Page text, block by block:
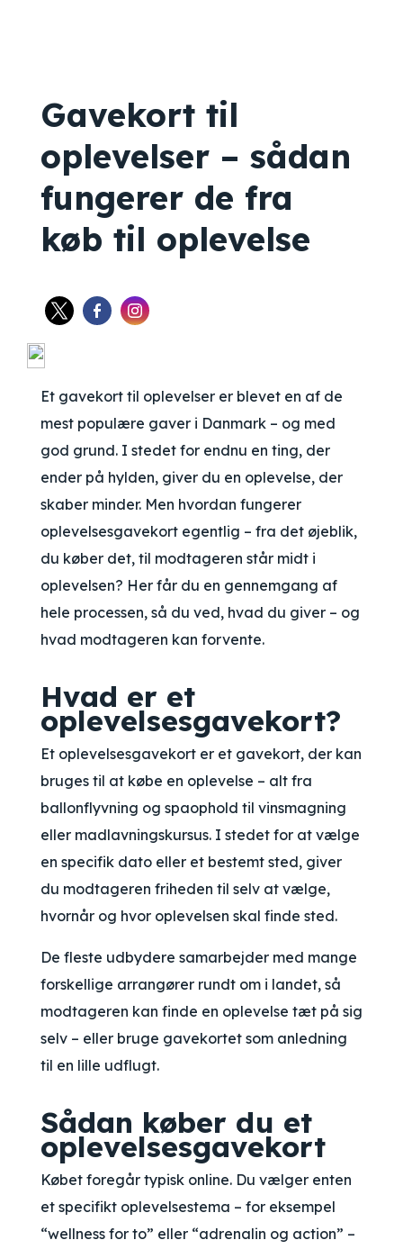
Gavekort til
oplevelser – sådan
fungerer de fra
køb til oplevelse
Et gavekort til oplevelser er blevet en af de
mest populære gaver i Danmark – og med
god grund. I stedet for endnu en ting, der
ender på hylden, giver du en oplevelse, der
skaber minder. Men hvordan fungerer
oplevelsesgavekort egentlig – fra det øjeblik,
du køber det, til modtageren står midt i
oplevelsen? Her får du en gennemgang af
hele processen, så du ved, hvad du giver – og
hvad modtageren kan forvente.
Hvad er et
oplevelsesgavekort?
Et oplevelsesgavekort er et gavekort, der kan
bruges til at købe en oplevelse – alt fra
ballonflyvning og spaophold til vinsmagning
eller madlavningskursus. I stedet for at vælge
en specifik dato eller et bestemt sted, giver
du modtageren friheden til selv at vælge,
hvornår og hvor oplevelsen skal finde sted.
De fleste udbydere samarbejder med mange
forskellige arrangører rundt om i landet, så
modtageren kan finde en oplevelse tæt på sig
selv – eller bruge gavekortet som anledning
til en lille udflugt.
Sådan køber du et
oplevelsesgavekort
Købet foregår typisk online. Du vælger enten
et specifikt oplevelsestema – for eksempel
“wellness for to” eller “adrenalin og action” –